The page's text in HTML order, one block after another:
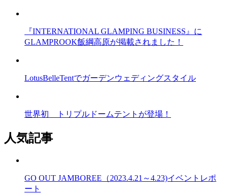
『INTERNATIONAL GLAMPING BUSINESS』に
GLAMPROOK飯綱高原が掲載されました！
LotusBelleTentでガーデンウェディングスタイル
世界初 トリプルドームテントが登場！
人気記事
GO OUT JAMBOREE（2023.4.21～4.23)イベントレポ
ート